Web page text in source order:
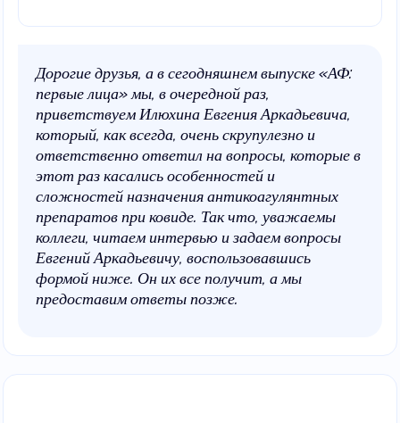
Дорогие друзья, а в сегодняшнем выпуске «АФ:
первые лица» мы, в очередной раз,
приветствуем Илюхина Евгения Аркадьевича,
который, как всегда, очень скрупулезно и
ответственно ответил на вопросы, которые в
этот раз касались особенностей и
сложностей назначения антикоагулянтных
препаратов при ковиде. Так что, уважаемы
коллеги, читаем интервью и задаем вопросы
Евгений Аркадьевичу, воспользовавшись
формой ниже. Он их все получит, а мы
предоставим ответы позже.